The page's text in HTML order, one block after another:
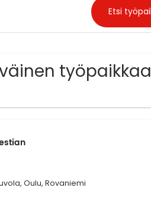
työpaikkaa
Oulu, Rovaniemi